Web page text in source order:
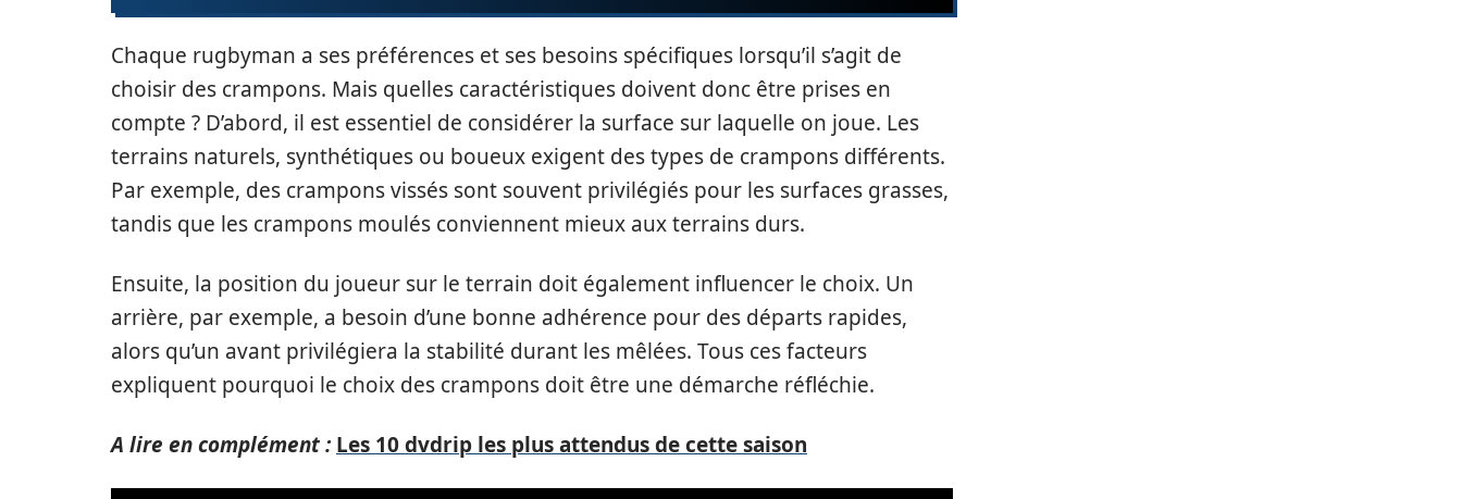
Chaque rugbyman a ses préférences et ses besoins spécifiques lorsqu’il s’agit de
choisir des crampons. Mais quelles caractéristiques doivent donc être prises en
compte ? D’abord, il est essentiel de considérer la surface sur laquelle on joue. Les
terrains naturels, synthétiques ou boueux exigent des types de crampons différents.
Par exemple, des crampons vissés sont souvent privilégiés pour les surfaces grasses,
tandis que les crampons moulés conviennent mieux aux terrains durs.
Ensuite, la position du joueur sur le terrain doit également influencer le choix. Un
arrière, par exemple, a besoin d’une bonne adhérence pour des départs rapides,
alors qu’un avant privilégiera la stabilité durant les mêlées. Tous ces facteurs
expliquent pourquoi le choix des crampons doit être une démarche réfléchie.
A lire en complément : Les 10 dvdrip les plus attendus de cette saison